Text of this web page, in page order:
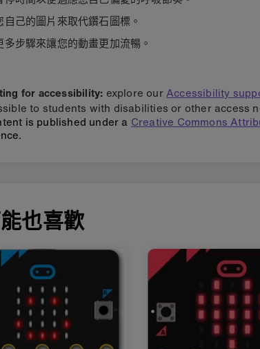
自己的圖片來取代鑽石圖標。
多步驟來讓您的動畫更加流暢。
for accessibility: explore ourAccessibility
to students with disabilities or other access
is published under a Creative Commons
也喜歡